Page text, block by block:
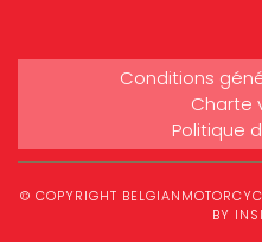
Conditions
Charte
Politique
© COPYRIGHT
BY